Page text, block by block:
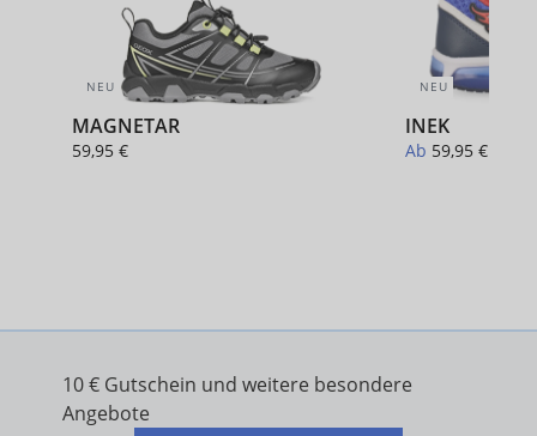
NEU
MAGNETAR
59,95 €
NEU
INEK
Ab 59,95 €
10 € Gutschein und weitere besondere
Angebote